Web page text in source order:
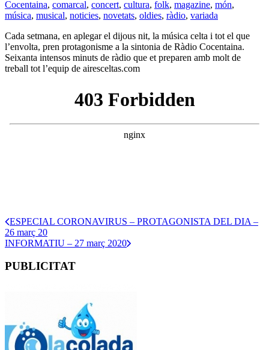
Cocentaina, comarcal, concert, cultura, folk, magazine, món,
música, musical, noticies, novetats, oldies, ràdio, variada
Cada setmana, en aplegar el dijous nit, la música celta i tot el que
l’envolta, pren protagonisme a la sintonia de Ràdio Cocentaina.
Seixanta intensos minuts de ràdio que et preparen amb molt de
treball tot l’equip de airesceltas.com
ESPECIAL CORONAVIRUS – PROTAGONISTA DEL DIA –
26 març 20
INFORMATIU – 27 març 2020
PUBLICITAT